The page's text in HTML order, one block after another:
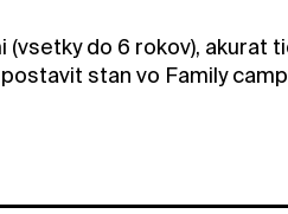
do 6 rokov), akurat
stan vo Family